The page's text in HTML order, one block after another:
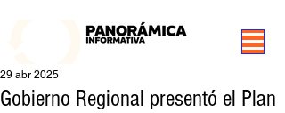
Gobierno Regional presentó el Plan
29 abr 2025